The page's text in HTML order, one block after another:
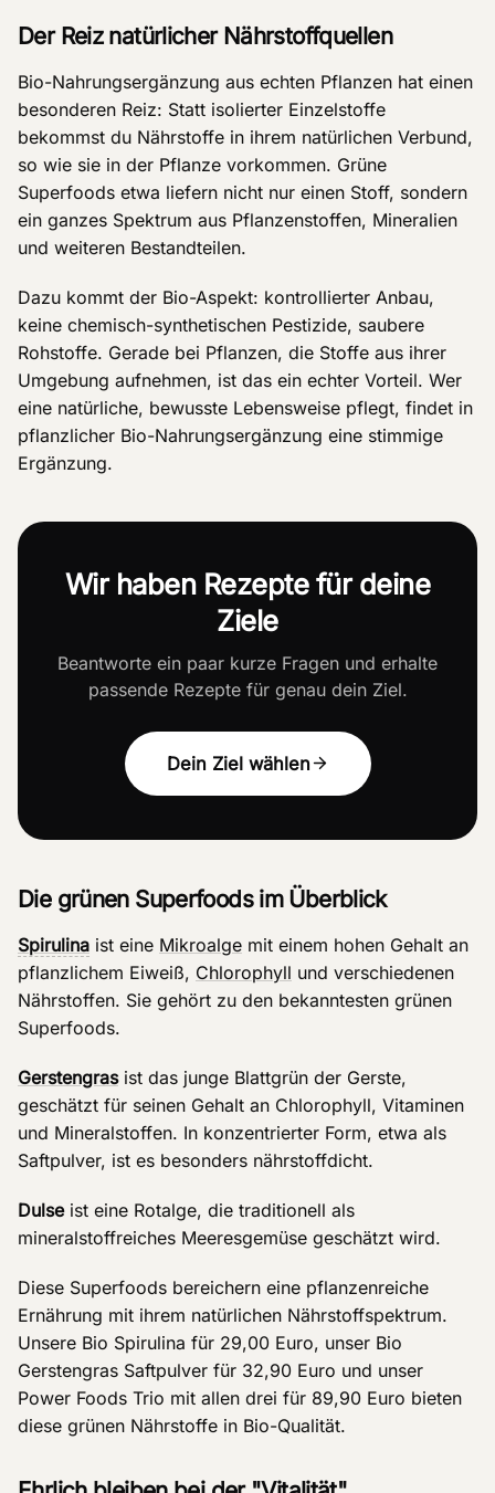
Der Reiz natürlicher Nährstoffquellen
Bio-Nahrungsergänzung aus echten Pflanzen hat einen
besonderen Reiz: Statt isolierter Einzelstoffe
bekommst du Nährstoffe in ihrem natürlichen Verbund,
so wie sie in der Pflanze vorkommen. Grüne
Superfoods etwa liefern nicht nur einen Stoff, sondern
ein ganzes Spektrum aus Pflanzenstoffen, Mineralien
und weiteren Bestandteilen.
Dazu kommt der Bio-Aspekt: kontrollierter Anbau,
keine chemisch-synthetischen Pestizide, saubere
Rohstoffe. Gerade bei Pflanzen, die Stoffe aus ihrer
Umgebung aufnehmen, ist das ein echter Vorteil. Wer
eine natürliche, bewusste Lebensweise pflegt, findet in
pflanzlicher Bio-Nahrungsergänzung eine stimmige
Ergänzung.
Wir haben Rezepte für deine
Ziele
Beantworte ein paar kurze Fragen und erhalte
passende Rezepte für genau dein Ziel.
Dein Ziel wählen
Die grünen Superfoods im Überblick
Spirulina ist eine Mikroalge mit einem hohen Gehalt an
pflanzlichem Eiweiß, Chlorophyll und verschiedenen
Nährstoffen. Sie gehört zu den bekanntesten grünen
Superfoods.
Gerstengrasist das junge Blattgrün der Gerste,
geschätzt für seinen Gehalt an Chlorophyll, Vitaminen
und Mineralstoffen. In konzentrierter Form, etwa als
Saftpulver, ist es besonders nährstoffdicht.
Dulseist eine Rotalge, die traditionell als
mineralstoffreiches Meeresgemüse geschätzt wird.
Diese Superfoods bereichern eine pflanzenreiche
Ernährung mit ihrem natürlichen Nährstoffspektrum.
Unsere Bio Spirulina für 29,00 Euro, unser Bio
Gerstengras Saftpulver für 32,90 Euro und unser
Power Foods Trio mit allen drei für 89,90 Euro bieten
diese grünen Nährstoffe in Bio-Qualität.